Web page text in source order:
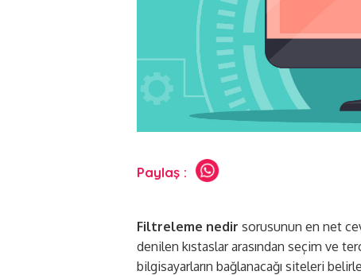
Paylaş :
Filtreleme nedir sorusunun en net
denilen kıstaslar arasından seçim ve
bilgisayarların bağlanacağı siteleri